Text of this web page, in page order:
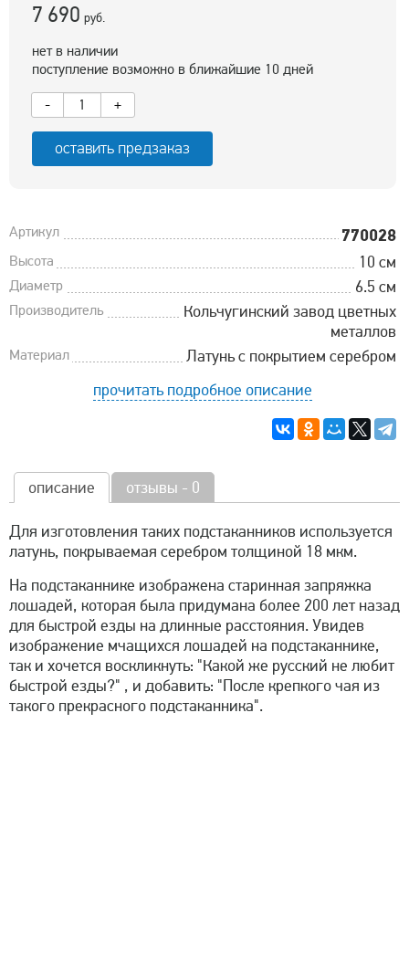
7 690 руб.
нет в наличии
поступление возможно в ближайшие 10 дней
-
+
оставить предзаказ
Артикул 770028
Высота 10 см
Диаметр 6.5 см
Производитель
Кольчугинский завод цветных
металлов
Материал
Латунь с покрытием серебром
прочитать подробное описание
описание отзывы - 0
Для изготовления таких подстаканников используется
латунь, покрываемая серебром толщиной 18 мкм.
На подстаканнике изображена старинная запряжка
лошадей, которая была придумана более 200 лет назад
для быстрой езды на длинные расстояния. Увидев
изображение мчащихся лошадей на подстаканнике,
так и хочется воскликнуть: "Какой же русский не любит
быстрой езды?" , и добавить: "После крепкого чая из
такого прекрасного подстаканника".